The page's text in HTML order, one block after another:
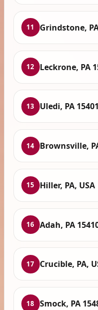
11 Grindstone,
12 Leckrone, PA
13 Uledi, PA
14 Brownsville,
15 Hiller, PA, USA
16 Adah, PA
17 Crucible, PA,
18 Smock, PA